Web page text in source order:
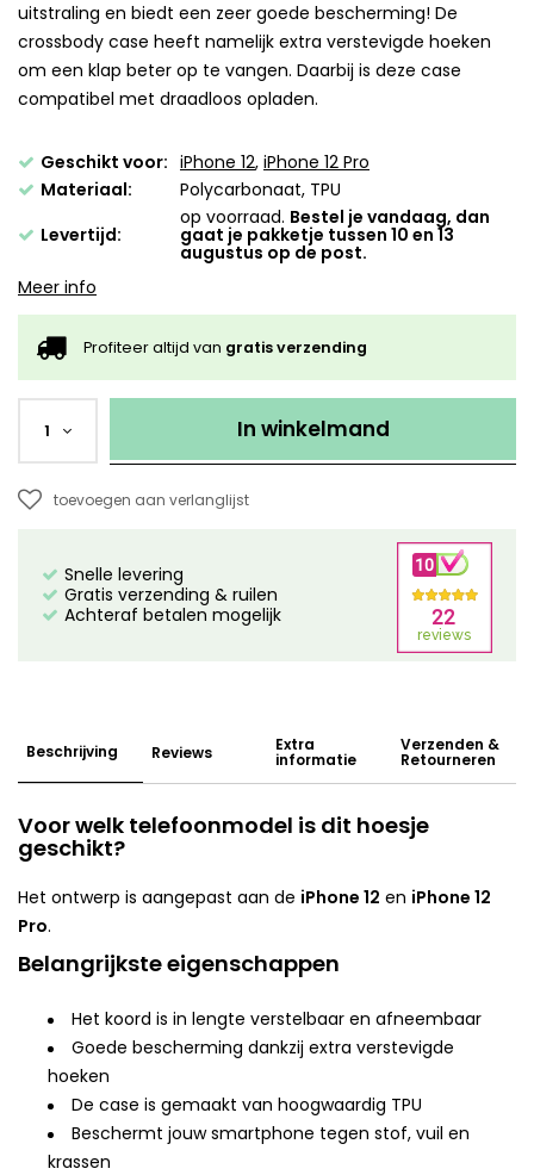
uitstraling en biedt een zeer goede bescherming! De
crossbody case heeft namelijk extra verstevigde hoeken
om een klap beter op te vangen. Daarbij is deze case
compatibel met draadloos opladen.
Geschikt voor: iPhone 12, iPhone 12 Pro
Materiaal:
Polycarbonaat, TPU
Levertijd:
op voorraad. Bestel je vandaag, dan
gaat je pakketje tussen 10 en 13
augustus op de post.
Meer info
Profiteer altijd van gratis verzending
1 In winkelmand
toevoegen aan verlanglijst
Snelle levering
Gratis verzending & ruilen
Achteraf betalen mogelijk
Beschrijving Reviews Extra
informatie
Verzenden &
Retourneren
Voor welk telefoonmodel is dit hoesje
geschikt?
Het ontwerp is aangepast aan de iPhone 12 en iPhone 12
Pro.
Belangrijkste eigenschappen
Het koord is in lengte verstelbaar en afneembaar
Goede bescherming dankzij extra verstevigde
hoeken
De case is gemaakt van hoogwaardig TPU
Beschermt jouw smartphone tegen stof, vuil en
krassen